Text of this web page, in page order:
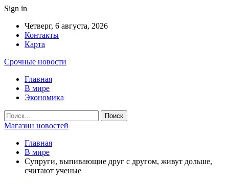
Sign in
Четверг, 6 августа, 2026
Контакты
Карта
Срочные новости
Главная
В мире
Экономика
Магазин новостей
Главная
В мире
Супруги, выпивающие друг с другом, живут дольше,
считают ученые